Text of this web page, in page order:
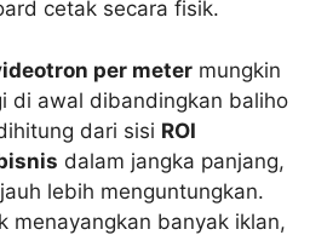
cetak secara fisik.
per meter mungkin
di awal dibandingkan baliho
dari sisi ROI
dalam jangka panjang,
lebih menguntungkan.
menayangkan banyak iklan,